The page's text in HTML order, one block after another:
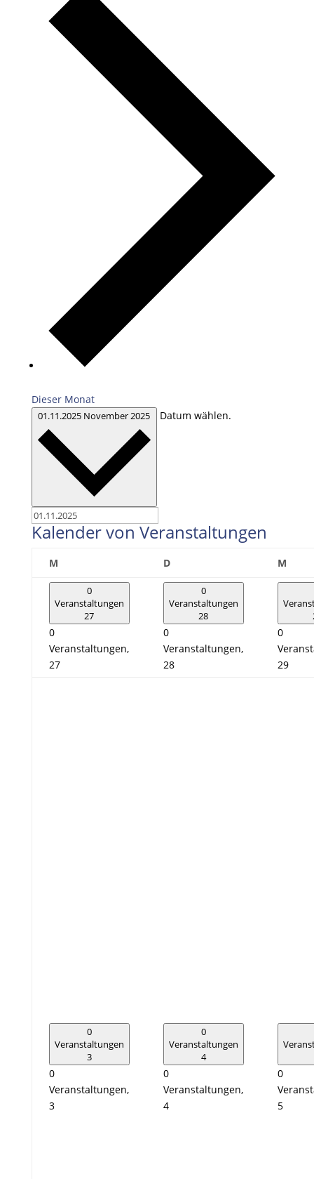
Dieser Monat
01.11.2025 November 2025 Datum wählen.
Kalender von Veranstaltungen
MMontag DDienstag M
0
Veranstaltungen
27
0
Veranstaltungen,
27
0
Veranstaltungen
28
0
Veranstaltungen,
28
0
29
0
Veranstaltungen
3
0
Veranstaltungen,
3
0
Veranstaltungen
4
0
Veranstaltungen,
4
0
5